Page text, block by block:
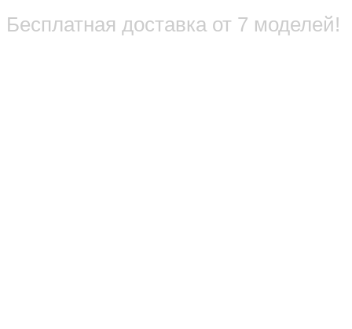
Бесплатная доставка от 7 моделей!